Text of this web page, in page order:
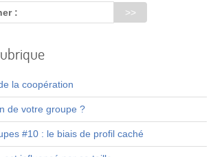
:
la coopération
de votre groupe ?
#10 : le biais de profil caché